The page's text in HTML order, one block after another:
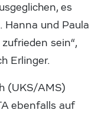
es
Hanna und Paula
sein“,
Erlinger.
(UKS/AMS)
ebenfalls auf